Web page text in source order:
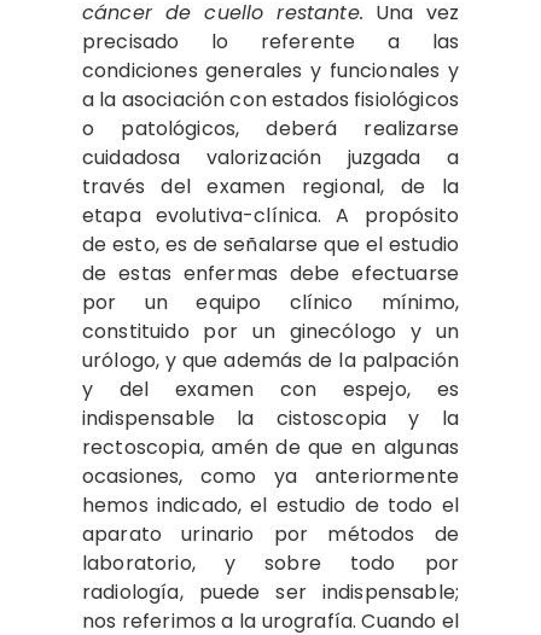
cáncer de cuello restante. Una vez
precisado lo referente a las
condiciones generales y funcionales y
a la asociación con estados fisiológicos
o patológicos, deberá realizarse
cuidadosa valorización juzgada a
través del examen regional, de la
etapa evolutiva-clínica. A propósito
de esto, es de señalarse que el estudio
de estas enfermas debe efectuarse
por un equipo clínico mínimo,
constituido por un ginecólogo y un
urólogo, y que además de la palpación
y del examen con espejo, es
indispensable la cistoscopia y la
rectoscopia, amén de que en algunas
ocasiones, como ya anteriormente
hemos indicado, el estudio de todo el
aparato urinario por métodos de
laboratorio, y sobre todo por
radiología, puede ser indispensable;
nos referimos a la urografía. Cuando el